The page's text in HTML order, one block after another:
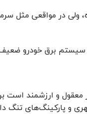
در مواقعی مثل سرما
سیستم برق خودرو
و پارکینگ‌های تنگ